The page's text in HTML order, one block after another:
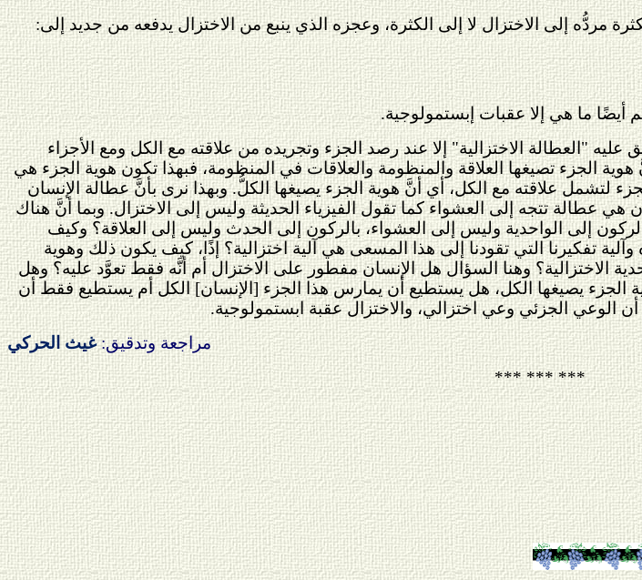
مردُّه إلى الاختزال لا إلى الكثرة، وعجزه الذي ينبع من الاختزال يدفعه من جديد إلى:
أيضًا ما هي إلا عقبات إبستمولوجية.
"العطالة الاختزالية" إلا عند رصد الجزء وتجريده من علاقته مع الكل ومع الأجزاء
الجزء تصيغها العلاقة والمنظومة والعلاقات في المنظومة، فبهذا تكون هوية الجزء هي
لتشمل علاقته مع الكل، أي أنَّ هوية الجزء يصيغها الكلُّ. وبهذا نرى بأنَّ عطالة الإنسان
هي عطالة تتجه إلى العشواء كما تقول الفيزياء الحديثة وليس إلى الاختزال. وبما أنَّ هناك
إلى الواحدية وليس إلى العشواء، بالركون إلى الحدث وليس إلى العلاقة؟ وكيف
تفكيرنا التي تقودنا إلى هذا المسعى هي آلية اختزالية؟ إذًا، كيف يكون ذلك وهوية
الاختزالية؟ وهنا السؤال هل الإنسان مفطور على الاختزال أم أنَّه فقط تعوَّد عليه؟ وهل
يصيغها الكل، هل يستطيع أن يمارس هذا الجزء [الإنسان] الكل أم يستطيع فقط أن
الوعي الجزئي وعي اختزالي، والاختزال عقبة ابستمولوجية.
مراجعة وتدقيق:غيث الحركي
*** *** ***